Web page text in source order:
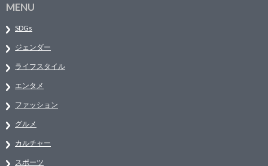
MENU
SDGs
ジェンダー
ライフスタイル
エンタメ
ファッション
グルメ
カルチャー
スポーツ